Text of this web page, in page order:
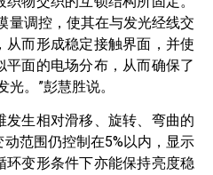
量调控，使其在与发光经线交
而形成稳定接触界面，并使
面的电场分布，从而确保了
光。”彭慧胜说。
发生相对滑移、旋转、弯曲的
范围仍控制在5%以内，显示
环变形条件下亦能保持亮度稳